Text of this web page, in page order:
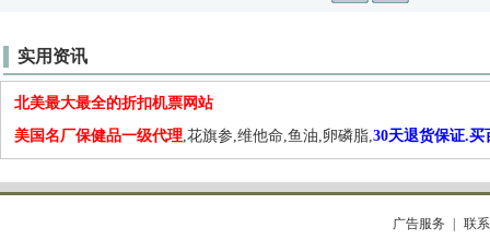
实用资讯
北美最大最全的折扣机票网站
美国名厂保健品一级代理,花旗参,维他命,鱼油,卵磷脂,30天退货保证.买
广告服务 联